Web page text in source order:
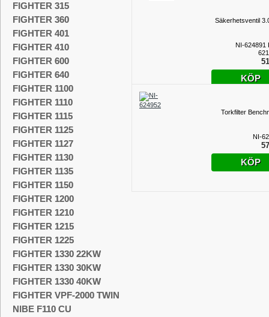
FIGHTER 315
FIGHTER 360
FIGHTER 401
FIGHTER 410
FIGHTER 600
FIGHTER 640
FIGHTER 1100
FIGHTER 1110
FIGHTER 1115
FIGHTER 1125
FIGHTER 1127
FIGHTER 1130
FIGHTER 1135
FIGHTER 1150
FIGHTER 1200
FIGHTER 1210
FIGHTER 1215
FIGHTER 1225
FIGHTER 1330 22KW
FIGHTER 1330 30KW
FIGHTER 1330 40KW
FIGHTER VPF-2000 TWIN
NIBE F110 CU
Säkerhetsventil
NI-624891
KÖP
Torkfilter
NI-
KÖP